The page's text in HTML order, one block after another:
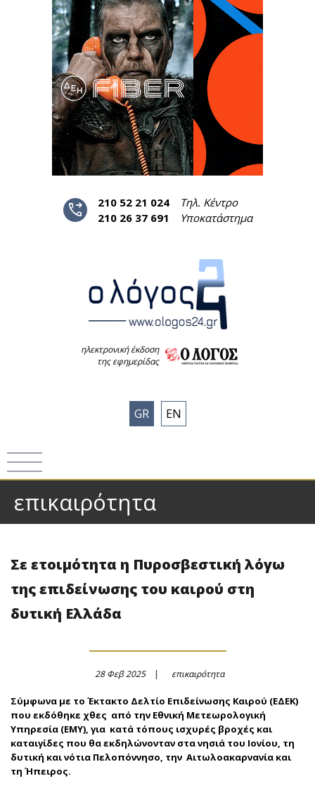
phone_forwarded 210 52 21 024
Τηλ. Κέντρο
210 26 37 691
Υποκατάστημα
ηλεκτρονική έκδοση
της εφημερίδας
GR EN
επικαιρότητα
Σε ετοιμότητα η Πυροσβεστική λόγω
της επιδείνωσης του καιρού στη
δυτική Ελλάδα
28 Φεβ 2025 επικαιρότητα
Σύμφωνα με το Έκτακτο Δελτίο Επιδείνωσης Καιρού (ΕΔΕΚ)
που εκδόθηκε χθες από την Εθνική Μετεωρολογική
Υπηρεσία (ΕΜΥ), για κατά τόπους ισχυρές βροχές και
καταιγίδες που θα εκδηλώνονταν στα νησιά του Ιονίου, τη
δυτική και νότια Πελοπόννησο, την Αιτωλοακαρνανία και
τη Ήπειρος.